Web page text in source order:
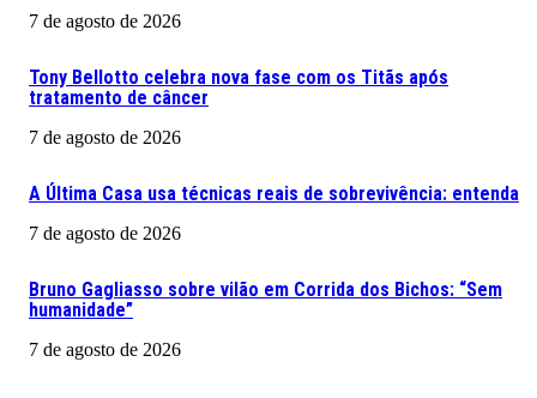
7 de agosto de 2026
Tony Bellotto celebra nova fase com os Titãs após
tratamento de câncer
7 de agosto de 2026
A Última Casa usa técnicas reais de sobrevivência: entenda
7 de agosto de 2026
Bruno Gagliasso sobre vilão em Corrida dos Bichos: “Sem
humanidade”
7 de agosto de 2026